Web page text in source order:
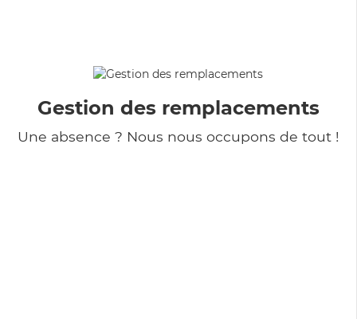
Gestion des remplacements
Une absence ? Nous nous occupons de tout !